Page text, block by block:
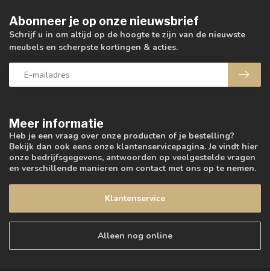
Meer informatie
Heb je een vraag over onze producten of je bestelling?
Bekijk dan ook eens onze klantenservicepagina. Je vindt hier
onze bedrijfsgegevens, antwoorden op veelgestelde vragen
en verschillende manieren om contact met ons op te nemen.
Klantenservice
Alleen nog online
Abonneer je op onze nieuwsbrief
Schrijf u in om altijd op de hoogte te zijn van de nieuwste
meubels en scherpste kortingen & acties.